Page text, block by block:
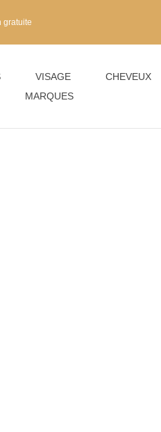
gratuite
VISAGE CHEVEUX
MARQUES